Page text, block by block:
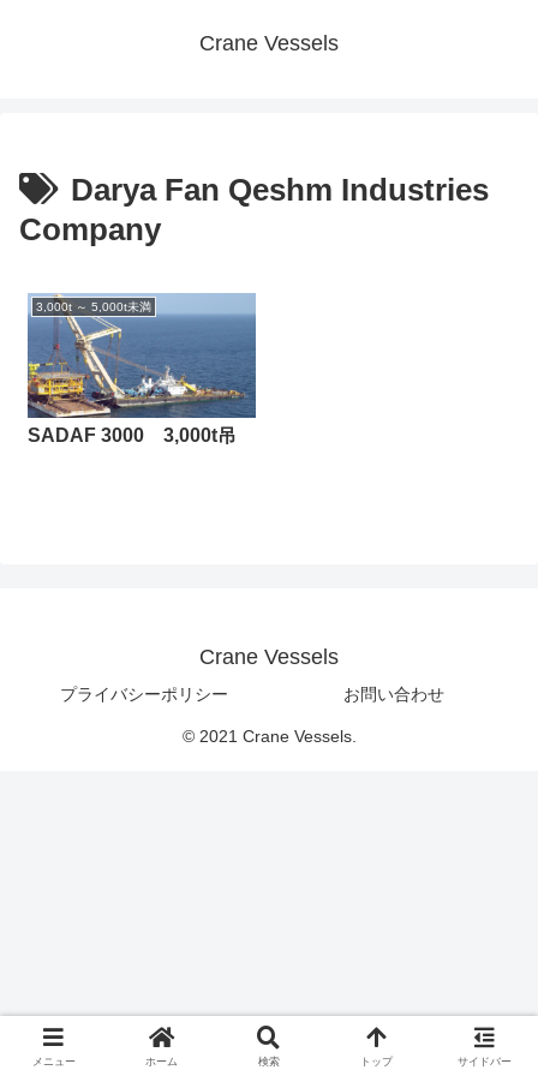
Crane Vessels
Darya Fan Qeshm Industries
Company
3,000t ～ 5,000t未満
SADAF 3000 3,000t吊
Crane Vessels
プライバシーポリシー お問い合わせ
© 2021 Crane Vessels.
メニュー ホーム 検索 トップ サイドバー